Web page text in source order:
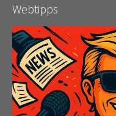
Webtipps